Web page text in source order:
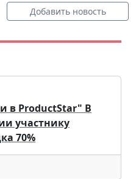
Добавить новость
в ProductStar" В
участнику
70%